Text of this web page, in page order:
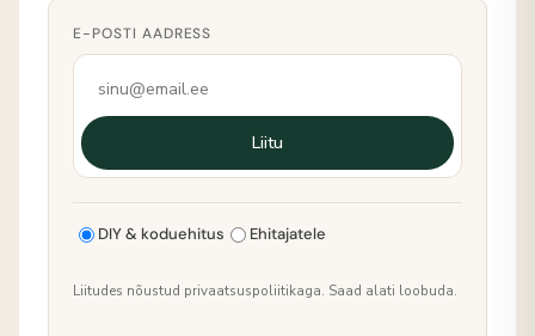
E-POSTI AADRESS
Liitu
DIY & koduehitus Ehitajatele
Liitudes nõustud privaatsuspoliitikaga. Saad alati loobuda.